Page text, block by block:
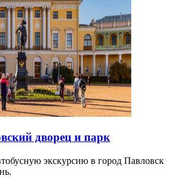
дворец и парк
экскурсию в город Павловск